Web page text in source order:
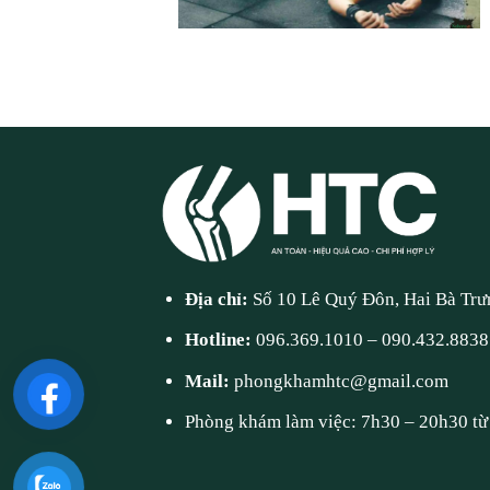
Địa chỉ: Số 10 Lê Quý Đôn, Hai Bà
Hotline:096.369.1010 –090.432.8838
Mail:phongkhamhtc@gmail.com
Phòng khám làm việc: 7h30 – 20h30